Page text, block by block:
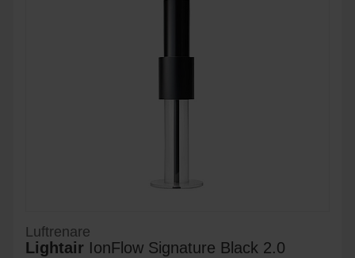
Luftrenare
Lightair IonFlow Signature Black 2.0